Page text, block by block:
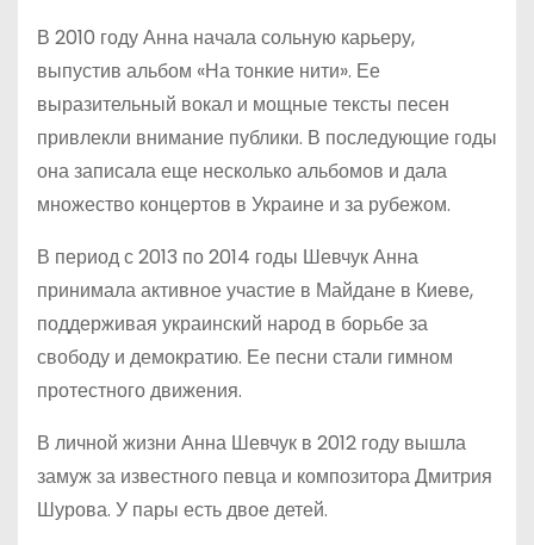
В 2010 году Анна начала сольную карьеру,
выпустив альбом «На тонкие нити». Ее
выразительный вокал и мощные тексты песен
привлекли внимание публики. В последующие годы
она записала еще несколько альбомов и дала
множество концертов в Украине и за рубежом.
В период с 2013 по 2014 годы Шевчук Анна
принимала активное участие в Майдане в Киеве,
поддерживая украинский народ в борьбе за
свободу и демократию. Ее песни стали гимном
протестного движения.
В личной жизни Анна Шевчук в 2012 году вышла
замуж за известного певца и композитора Дмитрия
Шурова. У пары есть двое детей.